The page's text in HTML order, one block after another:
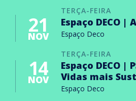
TERÇA-FEIRA
21
NOV
Espaço DECO |
Espaço Deco
TERÇA-FEIRA
14
NOV
Espaço DECO |
Vidas mais
Espaço Deco